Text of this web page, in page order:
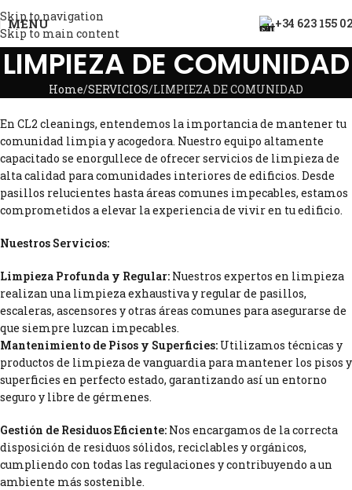
Skip to navigation
Skip to main content
MENU +34 623 155
LIMPIEZA DE COMUNIDAD
Home SERVICIOS LIMPIEZA DE COMUNIDAD
En CL2 cleanings, entendemos la importancia de mantener tu
comunidad limpia y acogedora. Nuestro equipo altamente
capacitado se enorgullece de ofrecer servicios de limpieza de
alta calidad para comunidades interiores de edificios. Desde
pasillos relucientes hasta áreas comunes impecables, estamos
comprometidos a elevar la experiencia de vivir en tu edificio.
Nuestros Servicios:
Limpieza Profunda y Regular: Nuestros expertos en limpieza
realizan una limpieza exhaustiva y regular de pasillos,
escaleras, ascensores y otras áreas comunes para asegurarse de
que siempre luzcan impecables.
Mantenimiento de Pisos y Superficies: Utilizamos técnicas y
productos de limpieza de vanguardia para mantener los pisos y
superficies en perfecto estado, garantizando así un entorno
seguro y libre de gérmenes.
Gestión de Residuos Eficiente: Nos encargamos de la correcta
disposición de residuos sólidos, reciclables y orgánicos,
cumpliendo con todas las regulaciones y contribuyendo a un
ambiente más sostenible.